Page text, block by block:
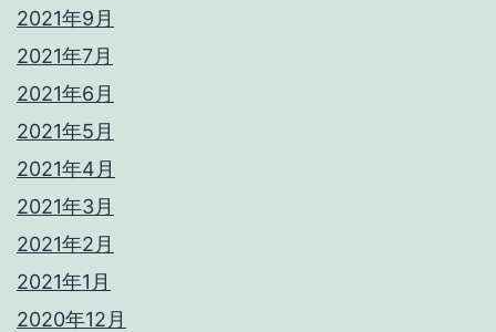
2021年9月
2021年7月
2021年6月
2021年5月
2021年4月
2021年3月
2021年2月
2021年1月
2020年12月